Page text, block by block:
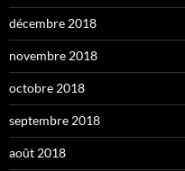
décembre 2018
novembre 2018
octobre 2018
septembre 2018
août 2018